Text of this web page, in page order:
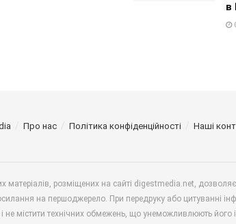
в
Про нас Політика конфіденційності Наші
матеріалів, розміщених на сайті digestmedia.net,
на першоджерело. При передруку або цитуванні
не містити технічних обмежень, що унеможливлюють його